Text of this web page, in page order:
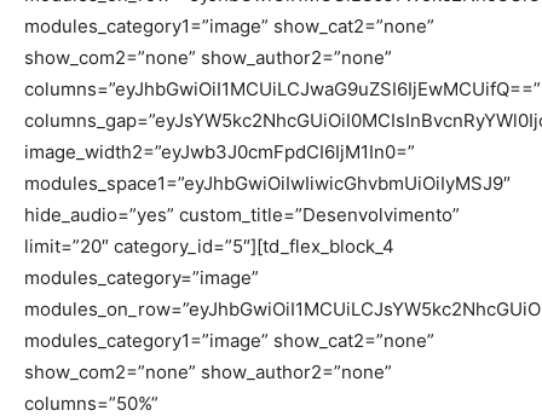
modules_category1=”image” show_cat2=”none”
show_com2=”none” show_author2=”none”
columns=”eyJhbGwiOiI1MCUiLCJwaG9uZSI6IjEwMCUifQ==”
image_width2=”eyJwb3J0cmFpdCI6IjM1In0=”
modules_space1=”eyJhbGwiOiIwIiwicGhvbmUiOiIyMSJ9″
hide_audio=”yes” custom_title=”Desenvolvimento”
limit=”20″ category_id=”5″][td_flex_block_4
modules_category=”image”
modules_category1=”image” show_cat2=”none”
show_com2=”none” show_author2=”none”
columns=”50%”